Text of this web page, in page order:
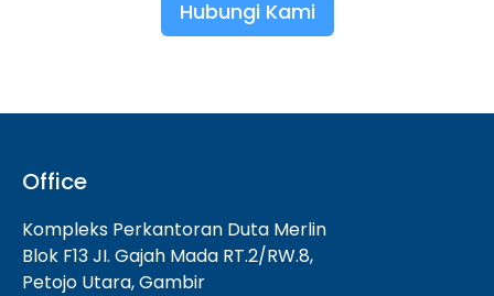
Hubungi Kami
Office
Kompleks Perkantoran Duta Merlin
Blok F13 JI. Gajah Mada RT.2/RW.8,
Petojo Utara, Gambir